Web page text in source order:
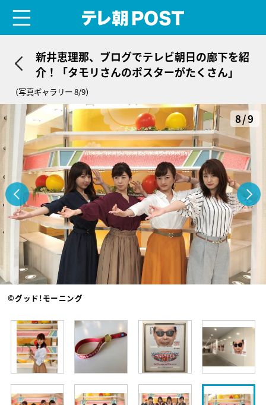
新井恵理那、ブログでテレビ朝日の廊下を紹
介！「タモリさんのポスターがたくさん」
（写真ギャラリー 8/9）
8/9
©グッド!モーニング